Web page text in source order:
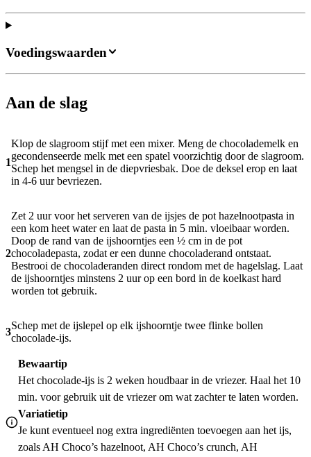
Aan de slag
1
Klop de slagroom stijf met een mixer. Meng de chocolademelk en
gecondenseerde melk met een spatel voorzichtig door de slagroom.
Schep het mengsel in de diepvriesbak. Doe de deksel erop en laat
in 4-6 uur bevriezen.
2
Zet 2 uur voor het serveren van de ijsjes de pot hazelnootpasta in
een kom heet water en laat de pasta in 5 min. vloeibaar worden.
Doop de rand van de ijshoorntjes een ½ cm in de pot
chocoladepasta, zodat er een dunne chocoladerand ontstaat.
Bestrooi de chocoladeranden direct rondom met de hagelslag. Laat
de ijshoorntjes minstens 2 uur op een bord in de koelkast hard
worden tot gebruik.
3
Schep met de ijslepel op elk ijshoorntje twee flinke bollen
chocolade-ijs.
Bewaartip
Het chocolade-ijs is 2 weken houdbaar in de vriezer. Haal het 10
min. voor gebruik uit de vriezer om wat zachter te laten worden.
Variatietip
Je kunt eventueel nog extra ingrediënten toevoegen aan het ijs,
zoals AH Choco’s hazelnoot, AH Choco’s crunch, AH
Voedingswaarden